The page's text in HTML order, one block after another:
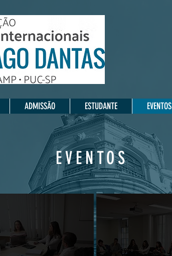
ADMISSÃO ESTUDANTE EVENTOS
EVENTOS